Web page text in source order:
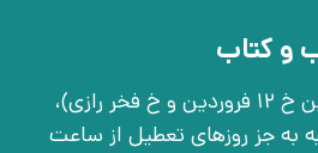
و کتاب
تهران، خ انقلاب، خ 12 فروردین، خ روانمهر شرقی(بین خ 12 فروردین و خ فخر رازی)،
چهارشنبه به جز روزهای تعطیل از ساعت